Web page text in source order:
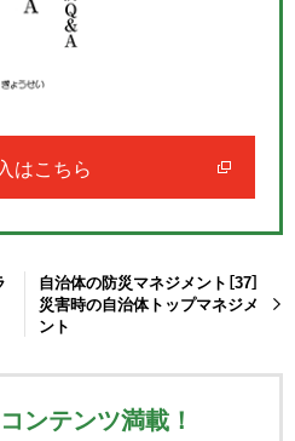
はこちら
自治体の防災マネジメント［37］
災害時の自治体トップマネジメ
ント
ンテンツ満載！